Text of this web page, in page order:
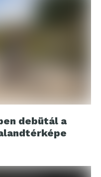
debütál a